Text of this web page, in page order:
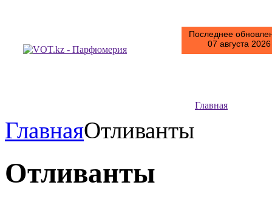
Последнее
07 августа
Главная
ГлавнаяОтливанты
Отливанты